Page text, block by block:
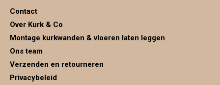
Contact
Over Kurk & Co
Montage kurkwanden & vloeren laten leggen
Ons team
Verzenden en retourneren
Privacybeleid